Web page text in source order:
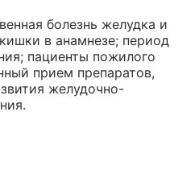
болезнь желудка и
в анамнезе; период
пациенты пожилого
прием препаратов,
желудочно-